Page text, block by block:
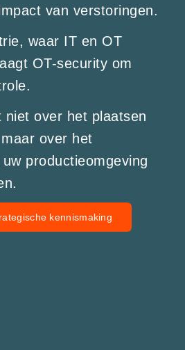
van verstoringen.
waar IT en OT
OT-security om
niet over het plaatsen
over het
productieomgeving
kennismaking